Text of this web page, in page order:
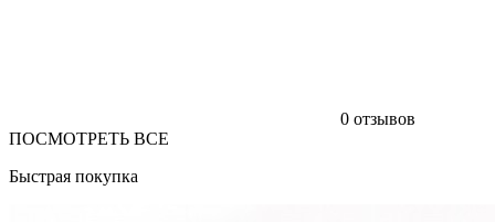
0 отзывов
ПОСМОТРЕТЬ ВСЕ
Быстрая покупка